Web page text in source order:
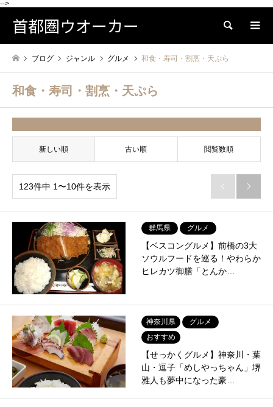
-->
首都圏ウオーカー 検索
ブログ ジャンル グルメ 和食・寿司・割烹・天ぷら
和食・寿司・割烹・天ぷら
新しい順 古い順 閲覧数順
123件中 1〜10件を表示  
群馬県 グルメ
【ベスコングルメ】前橋の3大
ソウルフードを巡る！やわらか
ヒレカツ御膳「とんか…
神奈川県
グルメ
おすすめ
【せっかくグルメ】神奈川・葉
山・逗子「めしやっちゃん」堺
雅人も夢中になった豪…